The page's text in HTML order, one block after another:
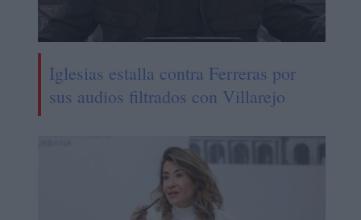
Iglesias estalla contra Ferreras por
sus audios filtrados con Villarejo